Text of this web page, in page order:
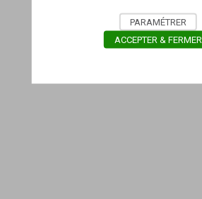
PARAMÉTRER
ACCEPTER & FERMER